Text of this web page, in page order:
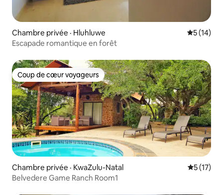
Chambre privée · Hluhluwe Note
5 (14)
Escapade romantique en forêt
Coup de cœur voyageurs
Coup de cœur voyageurs
Chambre privée · KwaZulu-Natal Note
5 (17)
Belvedere Game Ranch Room1